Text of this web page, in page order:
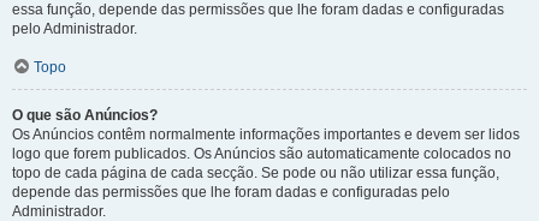
essa função, depende das permissões que lhe foram dadas e configuradas
pelo Administrador.
Topo
O que são Anúncios?
Os Anúncios contêm normalmente informações importantes e devem ser lidos
logo que forem publicados. Os Anúncios são automaticamente colocados no
topo de cada página de cada secção. Se pode ou não utilizar essa função,
depende das permissões que lhe foram dadas e configuradas pelo
Administrador.